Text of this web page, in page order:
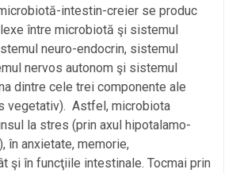
intestin-creier se produc
între microbiotă şi sistemul
neuro-endocrin, sistemul
nervos autonom şi sistemul
dintre cele trei componente ale
vegetativ). Astfel, microbiota
la stres (prin axul hipotalamo-
în anxietate, memorie,
şi în funcţiile intestinale. Tocmai prin